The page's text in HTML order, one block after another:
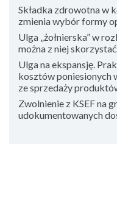
Składka zdrowotna w
zmienia wybór formy
Ulga „żołnierska” w
można z niej skorzystać
Ulga na ekspansję.
kosztów poniesionych
ze sprzedaży
Zwolnienie z KSEF na
udokumentowanych